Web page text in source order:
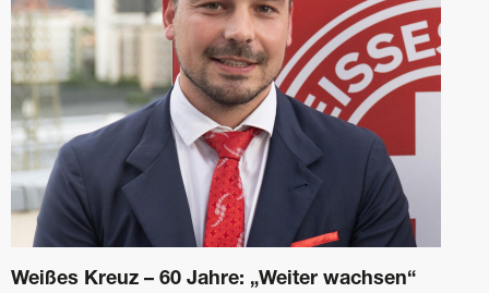
Weißes Kreuz – 60 Jahre: „Weiter wachsen“